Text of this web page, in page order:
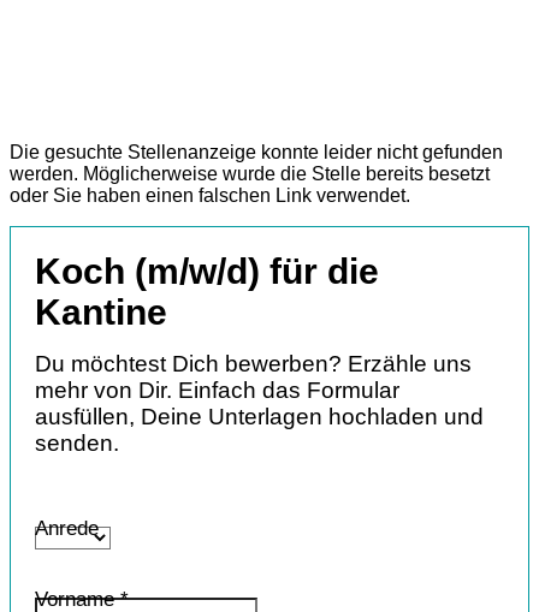
Die gesuchte Stellenanzeige konnte leider nicht gefunden
werden. Möglicherweise wurde die Stelle bereits besetzt
oder Sie haben einen falschen Link verwendet.
Koch (m/w/d) für die
Kantine
Du möchtest Dich bewerben? Erzähle uns
mehr von Dir. Einfach das Formular
ausfüllen, Deine Unterlagen hochladen und
senden.
Anrede
Vorname *